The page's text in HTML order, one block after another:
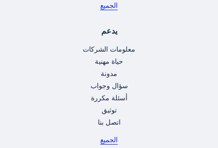
الجميع
يدعم
معلومات الشركات
حياة مهنية
مدونة
سؤال وجواب
أسئلة مكررة
توثيق
اتصل بنا
الجميع